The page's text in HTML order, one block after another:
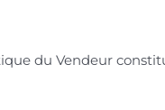
du Vendeur